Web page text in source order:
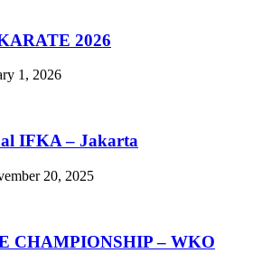
2026
1, 2026
IFKA – Jakarta
20, 2025
CHAMPIONSHIP – WKO